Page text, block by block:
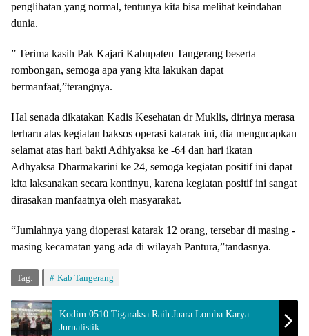
penglihatan yang normal, tentunya kita bisa melihat keindahan
dunia.
” Terima kasih Pak Kajari Kabupaten Tangerang beserta
rombongan, semoga apa yang kita lakukan dapat
bermanfaat,”terangnya.
Hal senada dikatakan Kadis Kesehatan dr Muklis, dirinya merasa
terharu atas kegiatan baksos operasi katarak ini, dia mengucapkan
selamat atas hari bakti Adhiyaksa ke -64 dan hari ikatan
Adhyaksa Dharmakarini ke 24, semoga kegiatan positif ini dapat
kita laksanakan secara kontinyu, karena kegiatan positif ini sangat
dirasakan manfaatnya oleh masyarakat.
“Jumlahnya yang dioperasi katarak 12 orang, tersebar di masing -
masing kecamatan yang ada di wilayah Pantura,”tandasnya.
Tag: Kab Tangerang
Kodim 0510 Tigaraksa Raih Juara Lomba Karya
Jurnalistik